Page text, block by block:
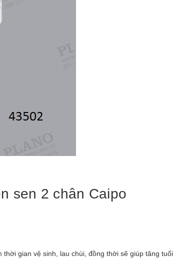
sen 2 chân Caipo
gian vệ sinh, lau chùi, đồng thời sẽ giúp tăng tuổi